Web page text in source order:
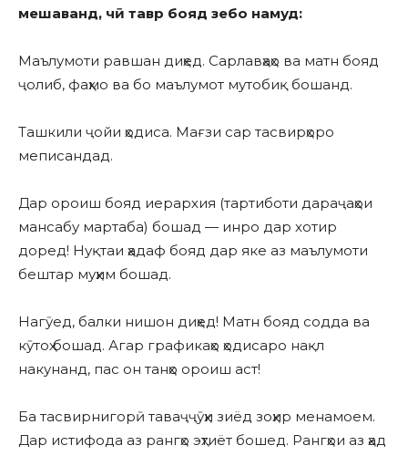
мешаванд, чӣ тавр бояд зебо намуд:
Маълумоти равшан диҳед. Сарлавҳаҳо ва матн бояд
ҷолиб, фаҳмо ва бо маълумот мутобиқ бошанд.
Ташкили ҷойи ҳодиса. Мағзи сар тасвирҳоро
меписандад.
Дар ороиш бояд иерархия (тартиботи дараҷаҳои
мансабу мартаба) бошад — инро дар хотир
доред! Нуқтаи ҳадаф бояд дар яке аз маълумоти
бештар муҳим бошад.
Нагӯед, балки нишон диҳед! Матн бояд содда ва
кӯтоҳ бошад. Агар графикаҳо ҳодисаро нақл
накунанд, пас он танҳо ороиш аст!
Ба тасвирнигорӣ таваҷҷӯҳи зиёд зоҳир менамоем.
Дар истифода аз рангҳо эҳтиёт бошед. Рангҳои аз ҳад